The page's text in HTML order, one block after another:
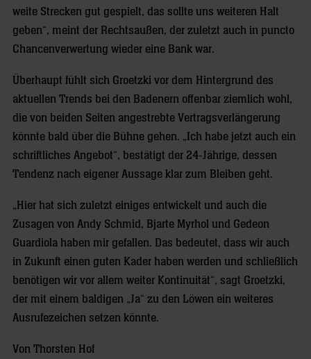
weite Strecken gut gespielt, das sollte uns weiteren Halt
geben“, meint der Rechtsaußen, der zuletzt auch in puncto
Chancenverwertung wieder eine Bank war.
Überhaupt fühlt sich Groetzki vor dem Hintergrund des
aktuellen Trends bei den Badenern offenbar ziemlich wohl,
die von beiden Seiten angestrebte Vertragsverlängerung
könnte bald über die Bühne gehen. „Ich habe jetzt auch ein
schriftliches Angebot“, bestätigt der 24-Jährige, dessen
Tendenz nach eigener Aussage klar zum Bleiben geht.
„Hier hat sich zuletzt einiges entwickelt und auch die
Zusagen von Andy Schmid, Bjarte Myrhol und Gedeon
Guardiola haben mir gefallen. Das bedeutet, dass wir auch
in Zukunft einen guten Kader haben werden und schließlich
benötigen wir vor allem weiter Kontinuität“, sagt Groetzki,
der mit einem baldigen „Ja“ zu den Löwen ein weiteres
Ausrufezeichen setzen könnte.
Von Thorsten Hof